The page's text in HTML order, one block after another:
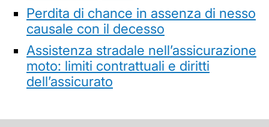
Perdita di chance in assenza di nesso
causale con il decesso
Assistenza stradale nell’assicurazione
moto: limiti contrattuali e diritti
dell’assicurato